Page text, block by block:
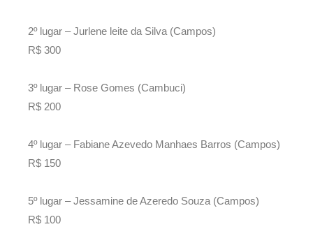
2º lugar – Jurlene leite da Silva (Campos)
R$ 300
3º lugar – Rose Gomes (Cambuci)
R$ 200
4º lugar – Fabiane Azevedo Manhaes Barros (Campos)
R$ 150
5º lugar – Jessamine de Azeredo Souza (Campos)
R$ 100